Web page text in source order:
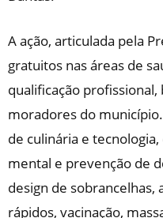
A ação, articulada pela
gratuitos nas áreas de
qualificação
moradores do
de culinária e
mental e prevenção de
design de sobrancelhas,
rápidos, vacinação,